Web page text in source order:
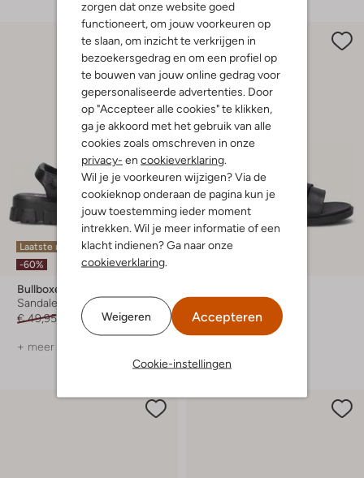
zorgen dat onze website goed
functioneert, om jouw voorkeuren op
te slaan, om inzicht te verkrijgen in
bezoekersgedrag en om een profiel op
te bouwen van jouw online gedrag voor
gepersonaliseerde advertenties. Door
op "Accepteer alle cookies" te klikken,
ga je akkoord met het gebruik van alle
cookies zoals omschreven in onze
privacy- en cookieverklaring.
Wil je je voorkeuren wijzigen? Via de
cookieknop onderaan de pagina kun je
jouw toestemming ieder moment
intrekken. Wil je meer informatie of een
klacht indienen? Ga naar onze
cookieverklaring.
Weigeren Accepteren
Cookie-instellingen
Laatste maten
-60%
Bullboxer
Sandalen
€ 49,95
€ 19,99
+ meer kleuren
Laatste maten
€ 44,95 € 17,99